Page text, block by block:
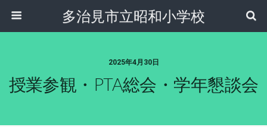
多治見市立昭和小学校
2025年4月30日
授業参観・PTA総会・学年懇談会